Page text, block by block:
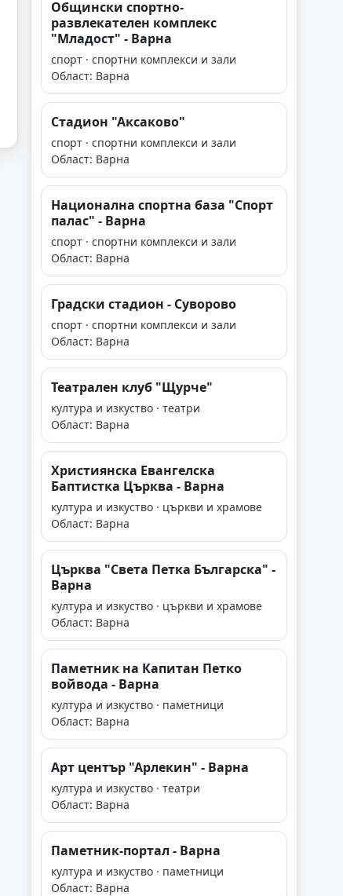
Общински спортно-
развлекателен комплекс
"Младост" - Варна
спорт · спортни комплекси и зали
Област: Варна
Стадион "Аксаково"
спорт · спортни комплекси и зали
Област: Варна
Национална спортна база "Спорт
палас" - Варна
спорт · спортни комплекси и зали
Област: Варна
Градски стадион - Суворово
спорт · спортни комплекси и зали
Област: Варна
Театрален клуб "Щурче"
култура и изкуство · театри
Област: Варна
Християнска Евангелска
Баптистка Църква - Варна
култура и изкуство · църкви и храмове
Област: Варна
Църква "Света Петка Българска" -
Варна
култура и изкуство · църкви и храмове
Област: Варна
Паметник на Капитан Петко
войвода - Варна
култура и изкуство · паметници
Област: Варна
Арт център "Арлекин" - Варна
култура и изкуство · театри
Област: Варна
Паметник-портал - Варна
култура и изкуство · паметници
Област: Варна